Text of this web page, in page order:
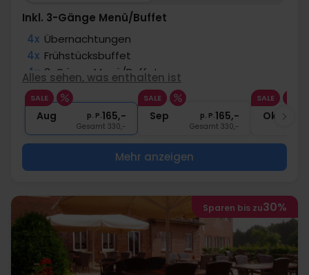
Inkl. 3-Gänge Menü/Buffet
4x Übernachtungen
4x Frühstücksbuffet
4x 3-Gänge Menü/Buffet
4x 1 Glas Wein/Bier zum Abendessen
∞ Gratis Nutzung des Wellnessbereichs
Alles sehen, was enthalten ist
SALE
Aug p. P.165,-
Gesamt 330,-
SALE
Sep p. P.165,-
Gesamt 330,-
SALE
Okt
Mehr anzeigen
Sparen bis zu30%